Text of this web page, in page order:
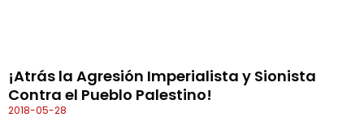
¡Atrás la Agresión Imperialista y Sionista
Contra el Pueblo Palestino!
2018-05-28